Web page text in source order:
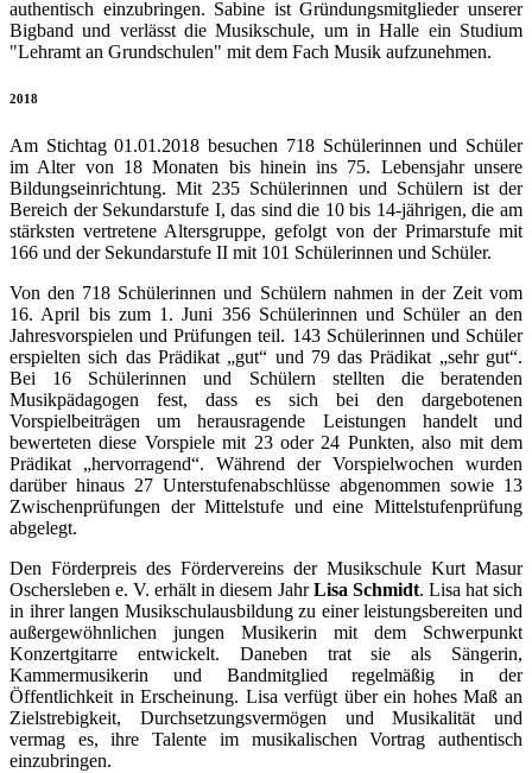
authentisch einzubringen. Sabine ist Gründungsmitglieder unserer
Bigband und verlässt die Musikschule, um in Halle ein Studium
"Lehramt an Grundschulen" mit dem Fach Musik aufzunehmen.
2018
Am Stichtag 01.01.2018 besuchen 718 Schülerinnen und Schüler
im Alter von 18 Monaten bis hinein ins 75. Lebensjahr unsere
Bildungseinrichtung. Mit 235 Schülerinnen und Schülern ist der
Bereich der Sekundarstufe I, das sind die 10 bis 14-jährigen, die am
stärksten vertretene Altersgruppe, gefolgt von der Primarstufe mit
166 und der Sekundarstufe II mit 101 Schülerinnen und Schüler.
Von den 718 Schülerinnen und Schülern nahmen in der Zeit vom
16. April bis zum 1. Juni 356 Schülerinnen und Schüler an den
Jahresvorspielen und Prüfungen teil. 143 Schülerinnen und Schüler
erspielten sich das Prädikat „gut“ und 79 das Prädikat „sehr gut“.
Bei 16 Schülerinnen und Schülern stellten die beratenden
Musikpädagogen fest, dass es sich bei den dargebotenen
Vorspielbeiträgen um herausragende Leistungen handelt und
bewerteten diese Vorspiele mit 23 oder 24 Punkten, also mit dem
Prädikat „hervorragend“. Während der Vorspielwochen wurden
darüber hinaus 27 Unterstufenabschlüsse abgenommen sowie 13
Zwischenprüfungen der Mittelstufe und eine Mittelstufenprüfung
abgelegt.
Den Förderpreis des Fördervereins der Musikschule Kurt Masur
Oschersleben e. V. erhält in diesem JahrLisa Schmidt. Lisa hat sich
in ihrer langen Musikschulausbildung zu einer leistungsbereiten und
außergewöhnlichen jungen Musikerin mit dem Schwerpunkt
Konzertgitarre entwickelt. Daneben trat sie als Sängerin,
Kammermusikerin und Bandmitglied regelmäßig in der
Öffentlichkeit in Erscheinung. Lisa verfügt über ein hohes Maß an
Zielstrebigkeit, Durchsetzungsvermögen und Musikalität und
vermag es, ihre Talente im musikalischen Vortrag authentisch
einzubringen.